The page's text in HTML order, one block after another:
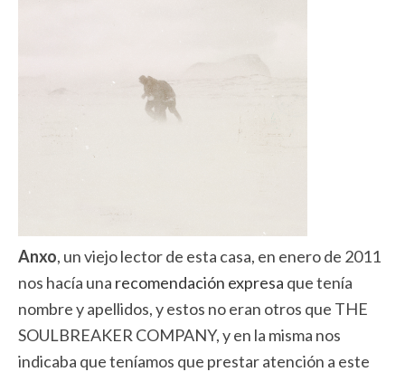
Anxo, un viejo lector de esta casa, en enero de 2011
nos hacía una recomendación expresa que tenía
nombre y apellidos, y estos no eran otros que THE
SOULBREAKER COMPANY, y en la misma nos
indicaba que teníamos que prestar atención a este